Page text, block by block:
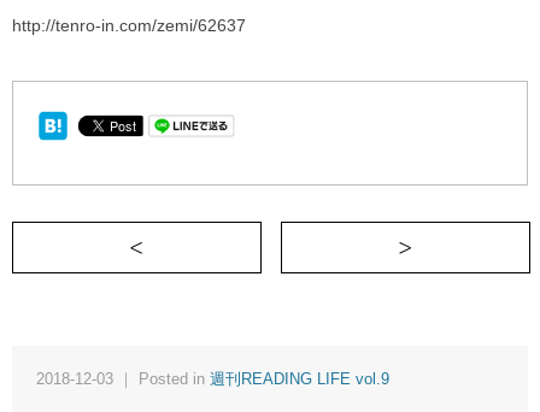
http://tenro-in.com/zemi/62637
＜ さよならの北海道旅行《週刊
2018-12-03 ｜ Posted in 週刊READING LIFE vol.9